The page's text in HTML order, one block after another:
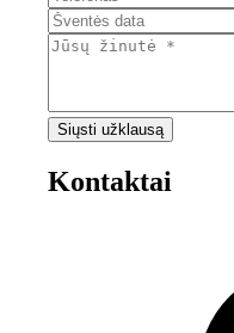
Siųsti užklausą
Kontaktai